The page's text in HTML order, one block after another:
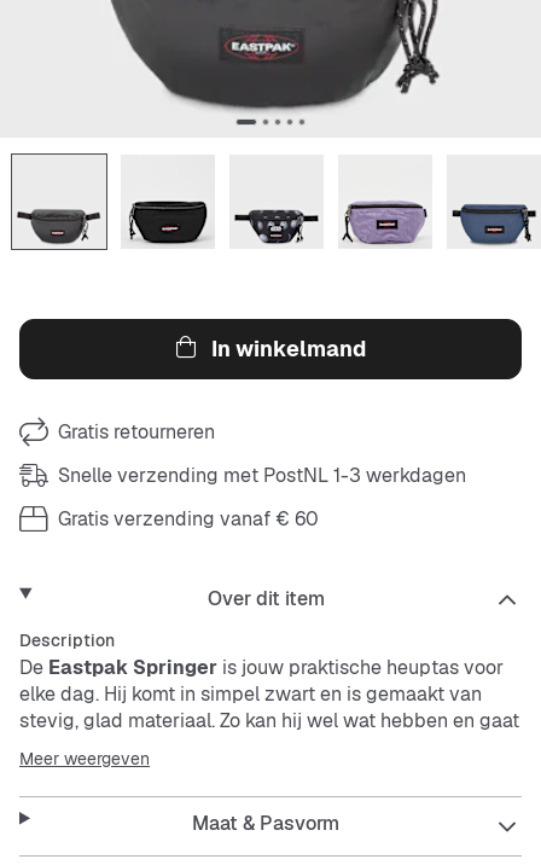
In winkelmand
Gratis retourneren
Snelle verzending met PostNL 1-3 werkdagen
Gratis verzending vanaf € 60
Over dit item
Description
De Eastpak Springer is jouw praktische heuptas voor
elke dag. Hij komt in simpel zwart en is gemaakt van
stevig, glad materiaal. Zo kan hij wel wat hebben en gaat
hij betrouwbaar met je mee. Perfect als je je
belangrijkste spullen veilig en dichtbij wilt dragen.
Meer weergeven
Maat & Pasvorm